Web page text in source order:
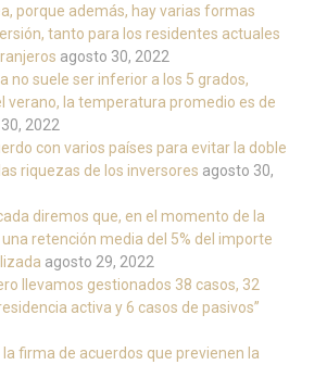
porque además, hay varias formas
tanto para los residentes actuales
agosto 30, 2022
no suele ser inferior a los 5 grados,
verano, la temperatura promedio es de
2022
con varios países para evitar la doble
riquezas de los inversores agosto 30,
diremos que, en el momento de la
retención media del 5% del importe
agosto 29, 2022
llevamos gestionados 38 casos, 32
activa y 6 casos de pasivos”
la firma de acuerdos que previenen la